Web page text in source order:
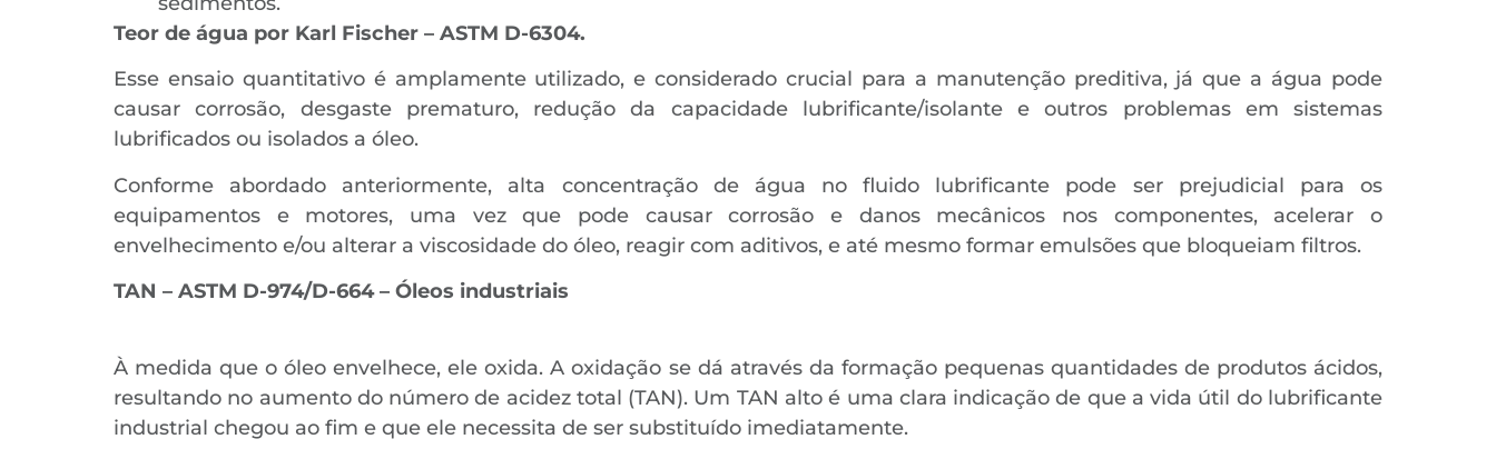
Teor de água por Karl Fischer – ASTM D-6304.
Esse ensaio quantitativo é amplamente utilizado, e considerado crucial para a manutenção preditiva, já que a água pode
causar corrosão, desgaste prematuro, redução da capacidade lubrificante/isolante e outros problemas em sistemas
lubrificados ou isolados a óleo.
Conforme abordado anteriormente, alta concentração de água no fluido lubrificante pode ser prejudicial para os
equipamentos e motores, uma vez que pode causar corrosão e danos mecânicos nos componentes, acelerar o
envelhecimento e/ou alterar a viscosidade do óleo, reagir com aditivos, e até mesmo formar emulsões que bloqueiam filtros.
TAN – ASTM D-974/D-664 – Óleos industriais
À medida que o óleo envelhece, ele oxida. A oxidação se dá através da formação pequenas quantidades de produtos ácidos,
resultando no aumento do número de acidez total (TAN). Um TAN alto é uma clara indicação de que a vida útil do lubrificante
industrial chegou ao fim e que ele necessita de ser substituído imediatamente.